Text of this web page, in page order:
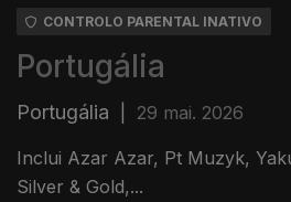
CONTROLO PARENTAL INATIVO
Portugália
Portugália 29 mai. 2026
Inclui Azar Azar, Pt Muzyk,
Silver & Gold,...